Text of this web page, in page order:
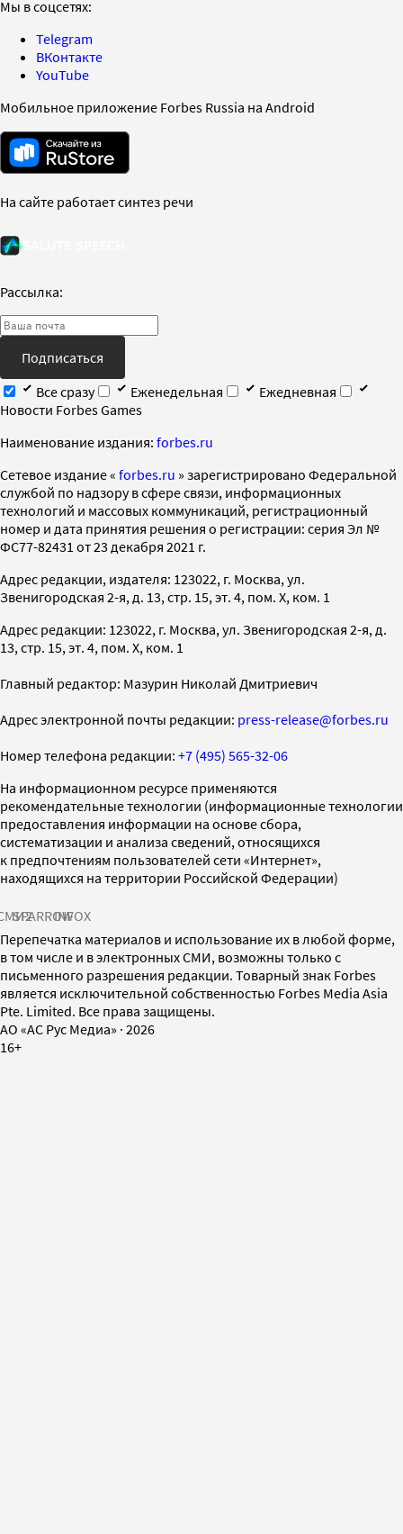
Мы в соцсетях:
Telegram
ВКонтакте
YouTube
Мобильное приложение Forbes Russia на Android
На сайте работает синтез речи
Рассылка:
Подписаться
Все сразу
Еженедельная
Ежедневная
Новости Forbes Games
Наименование издания: forbes.ru
Cетевое издание « forbes.ru » зарегистрировано Федеральной
службой по надзору в сфере связи, информационных
технологий и массовых коммуникаций, регистрационный
номер и дата принятия решения о регистрации: серия Эл №
ФС77-82431 от 23 декабря 2021 г.
Адрес редакции, издателя: 123022, г. Москва, ул.
Звенигородская 2-я, д. 13, стр. 15, эт. 4, пом. X, ком. 1
Адрес редакции: 123022, г. Москва, ул. Звенигородская 2-я, д.
13, стр. 15, эт. 4, пом. X, ком. 1
Главный редактор: Мазурин Николай Дмитриевич
Адрес электронной почты редакции: press-release@forbes.ru
Номер телефона редакции: +7 (495) 565-32-06
На информационном ресурсе применяются
рекомендательные технологии (информационные технологии
предоставления информации на основе сбора,
систематизации и анализа сведений, относящихся
к предпочтениям пользователей сети «Интернет»,
находящихся на территории Российской Федерации)
SPARROWINFOX
Перепечатка материалов и использование их в любой форме,
в том числе и в электронных СМИ, возможны только с
письменного разрешения редакции. Товарный знак Forbes
является исключительной собственностью Forbes Media Asia
Pte. Limited. Все права защищены.
AO «АС Рус Медиа» · 2026
16+